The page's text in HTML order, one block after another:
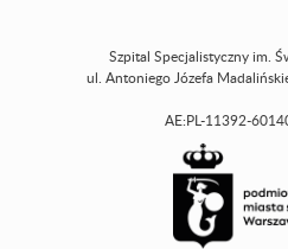
Szpital Specjalistyczny im.
ul. Antoniego Józefa
AE:PL-11392-